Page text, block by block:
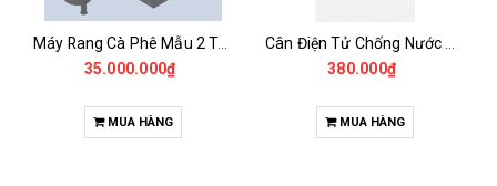
Máy Rang Cà Phê Mẫu 2 Trống Rang (500+500gr)
35.000.000₫
MUA HÀNG
380.000₫
MUA HÀNG